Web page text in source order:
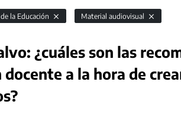
la Educación Material audiovisual
¿cuáles son las
docente a la hora de